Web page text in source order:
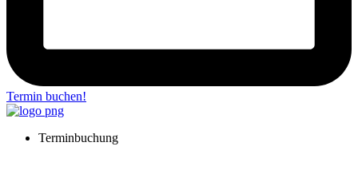
Termin buchen!
Terminbuchung